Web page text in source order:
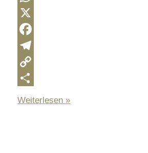
WhatsApp
X
Facebook
Telegram
Copy
Frisch
Weiterlesen »